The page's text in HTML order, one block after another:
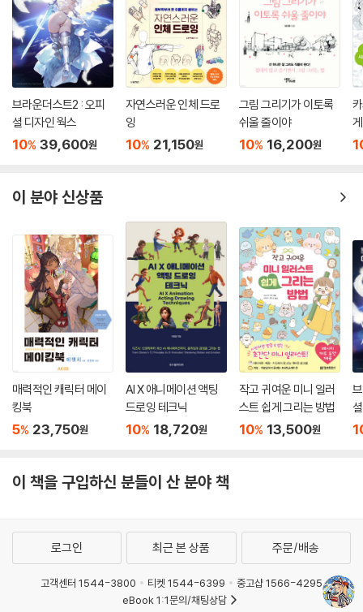
브라운더스트2 : 오피
셜 디자인 웍스
10% 39,600원
자연스러운 인체 드로
잉
10% 21,150원
그림 그리기가 이토록
쉬울 줄이야
10% 16,200원
이 분야 신상품
매력적인 캐릭터 메이
킹북
5% 23,750원
AI X 애니메이션 액팅
드로잉 테크닉
10% 18,720원
작고 귀여운 미니 일러
스트 쉽게 그리는 방법
10% 13,500원
이 책을 구입하신 분들이 산 분야 책
로그인 최근 본 상품 주문/배송
고객센터 1544-3800 티켓 1544-6399
중고샵 1566-4295
eBook 1:1문의/채팅상담